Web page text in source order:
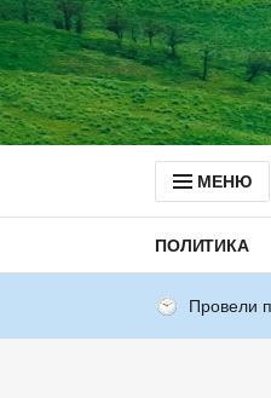
МЕНЮ
ПОЛИТИКА
Провели